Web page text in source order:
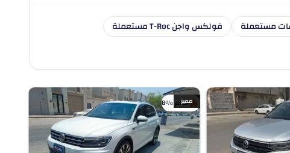
مستعملة
فولكس واجن T-Roc مستعملة
خصم %8مميز